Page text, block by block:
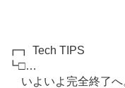
┏┓ Tech TIPS
┗□…
いよいよ完全終了へ